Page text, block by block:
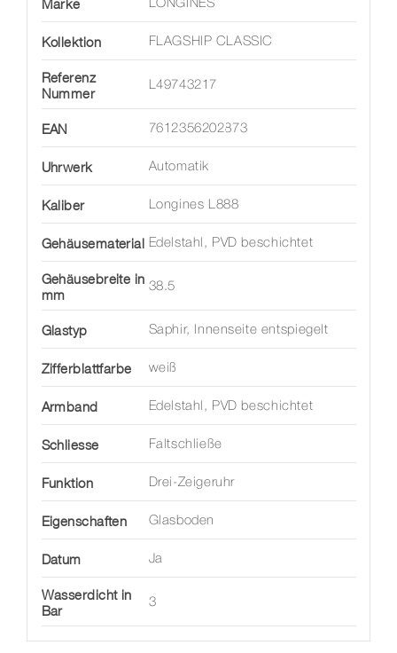
Marke LONGINES
Kollektion FLAGSHIP CLASSIC
Referenz
Nummer
L49743217
EAN 7612356202873
Uhrwerk Automatik
Kaliber Longines L888
Gehäusematerial Edelstahl, PVD beschichtet
Gehäusebreite in
mm
38.5
Glastyp Saphir, Innenseite entspiegelt
Zifferblattfarbe weiß
Armband Edelstahl, PVD beschichtet
Schliesse Faltschließe
Funktion Drei-Zeigeruhr
Eigenschaften Glasboden
Datum Ja
Wasserdicht in
Bar
3